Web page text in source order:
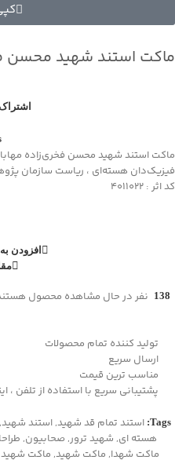
ماکت استند شهید محسن
ماکت استند شهید محسن فخری‌زاده
فیزیک‌دان هسته‌ای ، ریاست سازمان
کد اثر : 4011022
افزودن
138 نفر در حال مشاهده محصول
تولید کننده تمام محصولات
ارسال سریع
مناسب ترین قیمت
پشتیبانی سریع با استفاده از تلفن ،
Tags: استند تمام قد شهید,استند شهید,
هسته ای, شهید ترور, صحابیون,
ماکت شهدا, ماکت شهید, ماکت